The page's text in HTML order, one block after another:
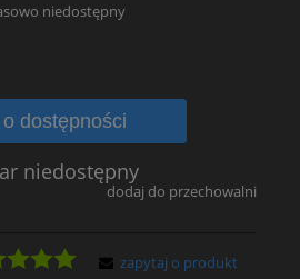
niedostępny
dostępności
niedostępny
dodaj do przechowalni
zapytaj o produkt